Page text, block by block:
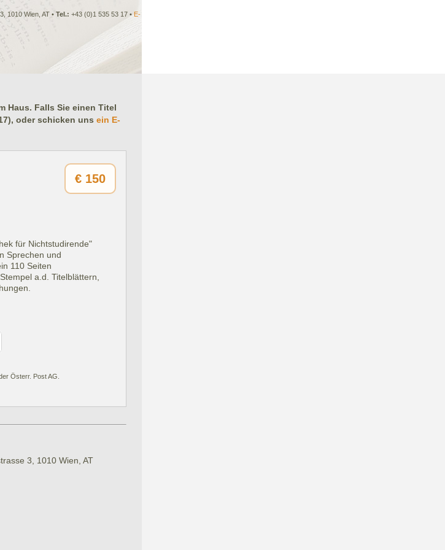
1010 Wien, AT • Tel.: +43 (0)1 535 53 17 •E-
Haus. Falls Sie einen Titel
oder schicken uns ein E-
€ 150
für Nichtstudirende"
Sprechen und
110 Seiten
a.d. Titelblättern,
Österr. Post AG.
3, 1010 Wien, AT